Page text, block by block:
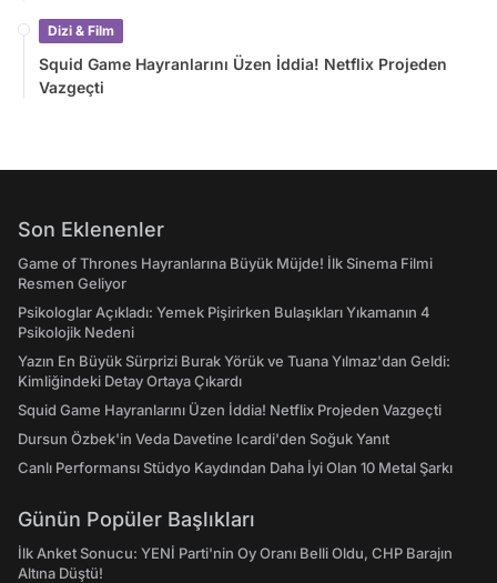
Dizi & Film
Squid Game Hayranlarını Üzen İddia! Netflix Projeden
Vazgeçti
Son Eklenenler
Game of Thrones Hayranlarına Büyük Müjde! İlk Sinema Filmi
Resmen Geliyor
Psikologlar Açıkladı: Yemek Pişirirken Bulaşıkları Yıkamanın 4
Psikolojik Nedeni
Yazın En Büyük Sürprizi Burak Yörük ve Tuana Yılmaz'dan Geldi:
Kimliğindeki Detay Ortaya Çıkardı
Squid Game Hayranlarını Üzen İddia! Netflix Projeden Vazgeçti
Dursun Özbek'in Veda Davetine Icardi'den Soğuk Yanıt
Canlı Performansı Stüdyo Kaydından Daha İyi Olan 10 Metal Şarkı
Günün Popüler Başlıkları
İlk Anket Sonucu: YENİ Parti'nin Oy Oranı Belli Oldu, CHP Barajın
Altına Düştü!